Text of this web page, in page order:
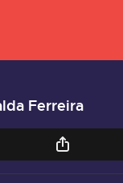
Ferreira